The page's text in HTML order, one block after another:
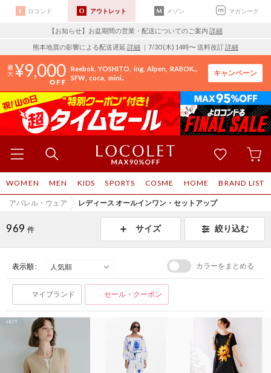
ロコンド アウトレット メゾン マガシーク
【お知らせ】お盆期間の営業・配送についてのご案内 詳細
熊本地震の影響による配送遅延 詳細 ｜7/30 (木) 14時〜 送料改訂詳細
9,000 Reebok YOSHITO ing Alpen
RABOK..
SFW coca mini..
キャンペーン
WOMEN MEN KIDS SPORTS COSME HOME BRAND LIST
アパレル・ウェア レディース オールインワン・セットアップ
969 件 サイズ 絞り込む
表示順 : カラーをまとめる
マイブランド セール・クーポン
HOT